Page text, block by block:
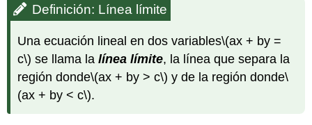
Definición: Línea límite
Una ecuación lineal en dos variables\(ax + by =
c\) se llama lalínea límite, la línea que separa la
región donde\(ax + by > c\) y de la región donde\
(ax + by < c\).